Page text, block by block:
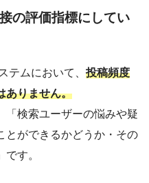
の評価指標にしてい
テムにおいて、 投稿頻度
ありません。
「検索ユーザーの悩みや疑
とができるかどうか・その
す。